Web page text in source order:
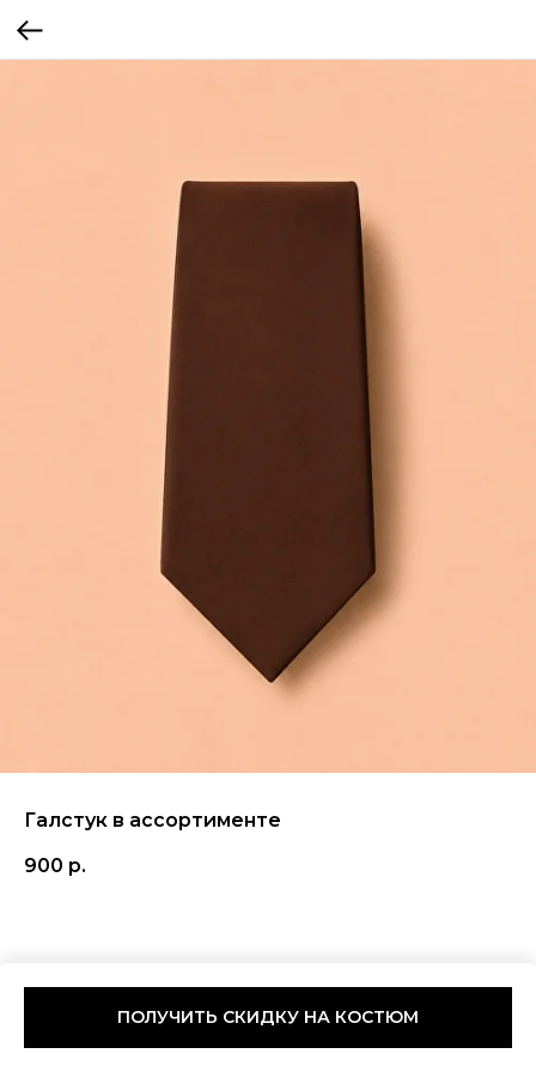
Галстук в ассортименте
900 р.
ПОЛУЧИТЬ СКИДКУ НА КОСТЮМ
Made on Tilda